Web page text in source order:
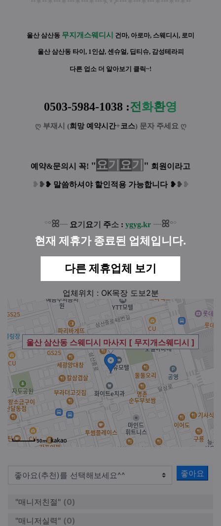
현재 제휴가 종료된 업체입니다.
다른 제휴업체 보기
울산 삼산동 무지개스웨디시 건마, 아로마, 스웨디시, 로미
울산 삼산동 타이, 1인샵, 센슈얼, 딥티슈, 감성테라피
다른 업소 더 알아보기 클릭~!
0503-5984-1038 :전화환영
ღ 부재시 (희망 예약시간+코스) 문자 주세요 ღ
예약&문의시 꼭! "요기 요기 " 회원이라고
❥ ❥❥ 말씀하셔야 할인적용 가능합니다 ❥❥ ❥
°°ꕤ┈ 요기 요기 주소 : ygyg.kr ┈ꕤ°°
업체위치 : OK목장 도보2분
울산 삼산동 스웨디시 마사지 [ 무지개스웨디시 ]
50m
좋아요
"매니저친절" (0)
"매니저실력" (0)